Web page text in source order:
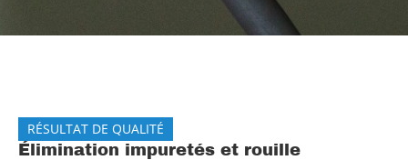
RÉSULTAT DE QUALITÉ
Élimination impuretés et rouille